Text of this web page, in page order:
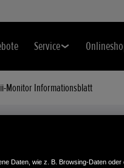
Service
Monitor Informationsblatt
DETAIL
Daten, wie z. B. Browsing-Daten oder